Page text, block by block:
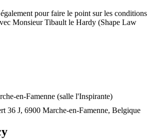
pour faire le point sur les conditions
Monsieur Tibault le Hardy (Shape Law
en-Famenne (salle l'Inspirante)
36 J, 6900 Marche-en-Famenne, Belgique